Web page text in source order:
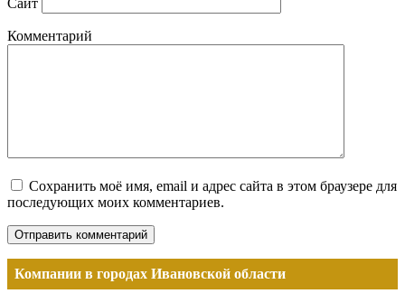
Сайт
Комментарий
Сохранить моё имя, email и адрес сайта в этом браузере для
последующих моих комментариев.
Компании в городах Ивановской области